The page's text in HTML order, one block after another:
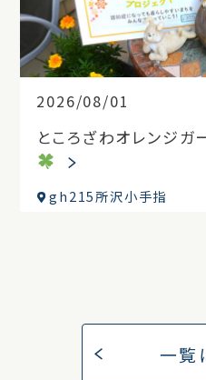
2026/08/01
ところざわオレンジガ
gh215所沢小手指
一覧